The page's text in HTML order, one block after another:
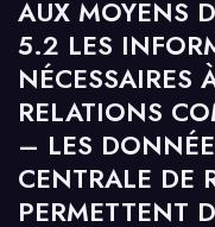
AUX MOYENS
5.2 LES
RELATIONS
– LES
CENTRALE DE
PERMETTENT